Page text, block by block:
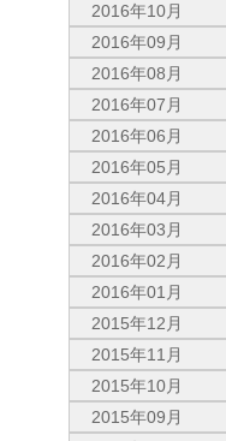
2016年10月
2016年09月
2016年08月
2016年07月
2016年06月
2016年05月
2016年04月
2016年03月
2016年02月
2016年01月
2015年12月
2015年11月
2015年10月
2015年09月